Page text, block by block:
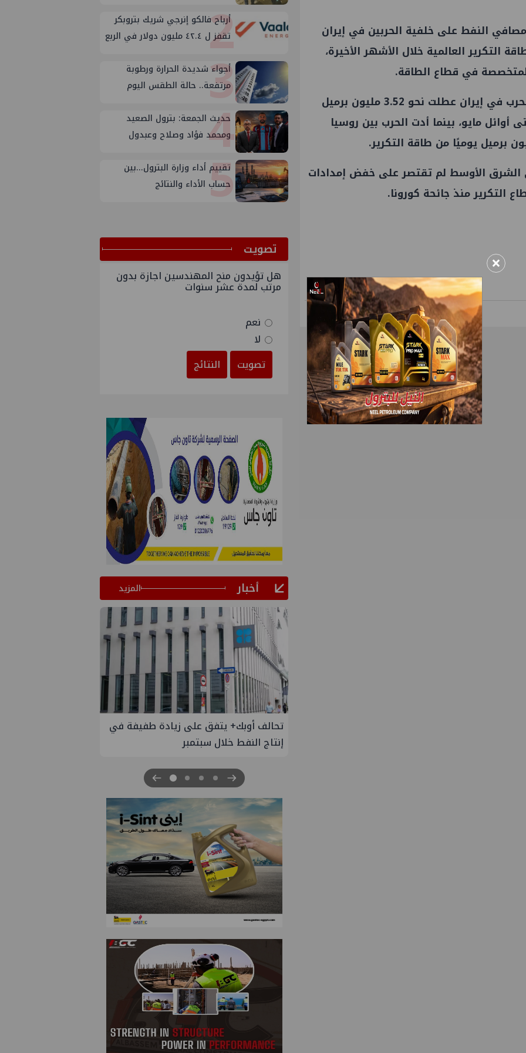
النفط على خلفية الحربين في إيران
تعطيل نحو 9% من طاقة التكرير العالمية خلال الأشهر الأخيرة،
في قطاع الطاقة.
وتشير تقديرات الشركة، إلى أن الحرب في إيران عطلت نحو 3.52 مليون برميل
أوائل مايو، بينما أدت الحرب بين روسيا
الشرق الأوسط لم تقتصر على خفض إمدادات
التكرير منذ جائحة كورونا.
2
أرباح فالكو إنرجي شريك بتروبكر
تقفز ل ٤٢.٤ مليون دولار في الربع
3
أجواء شديدة الحرارة ورطوبة
مرتفعة.. حالة الطقس اليوم
4
حديث الجمعة: بترول الصعيد
ومحمد فؤاد وصلاح وعبدول
5
تقييم أداء وزارة البترول...بين
حساب الأداء والنتائج
ﺗﺼﻮﻳﺖ
هل تؤيدون منح المهندسين اجازة بدون
مرتب لمدة عشر سنوات
نعم
لا
تصويت
النتائج
أخبار المزيد
تحالف أوبك+ يتفق على زيادة طفيفة في
إسدال الستار على النسخة الثانية من
"منتدى مصر للطاقة والصناعة 2026" بنجاح
×